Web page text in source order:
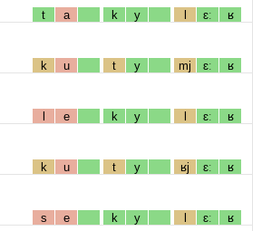
t a k y l ɛː ʁ
k u t y mj ɛː ʁ
l e k y l ɛː ʁ
k u t y ʁj ɛː ʁ
s e k y l ɛː ʁ